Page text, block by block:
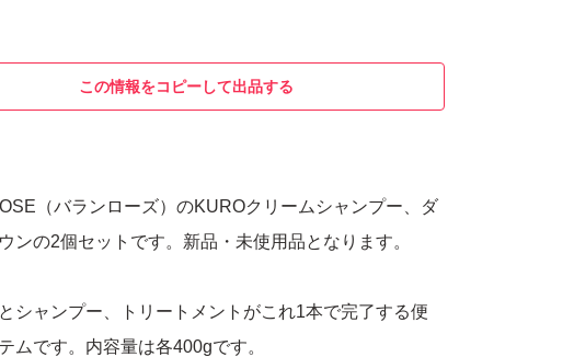
この情報をコピーして出品する
（バランローズ）のKUROクリームシャンプー、ダ
ンの2個セットです。新品・未使用品となります。
シャンプー、トリートメントがこれ1本で完了する便
ムです。内容量は各400gです。